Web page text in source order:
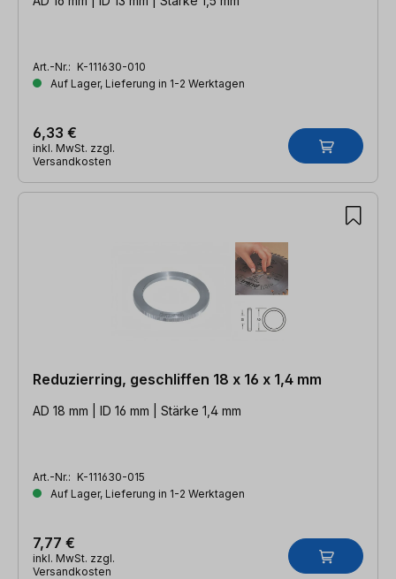
Art.-Nr.: K-111630-010
Auf Lager, Lieferung in 1-2 Werktagen
6,33 €
inkl. MwSt. zzgl.
Versandkosten
Reduzierring, geschliffen 18 x 16 x 1,4 mm
AD 18 mm | ID 16 mm | Stärke 1,4 mm
Art.-Nr.: K-111630-015
Auf Lager, Lieferung in 1-2 Werktagen
7,77 €
inkl. MwSt. zzgl.
Versandkosten